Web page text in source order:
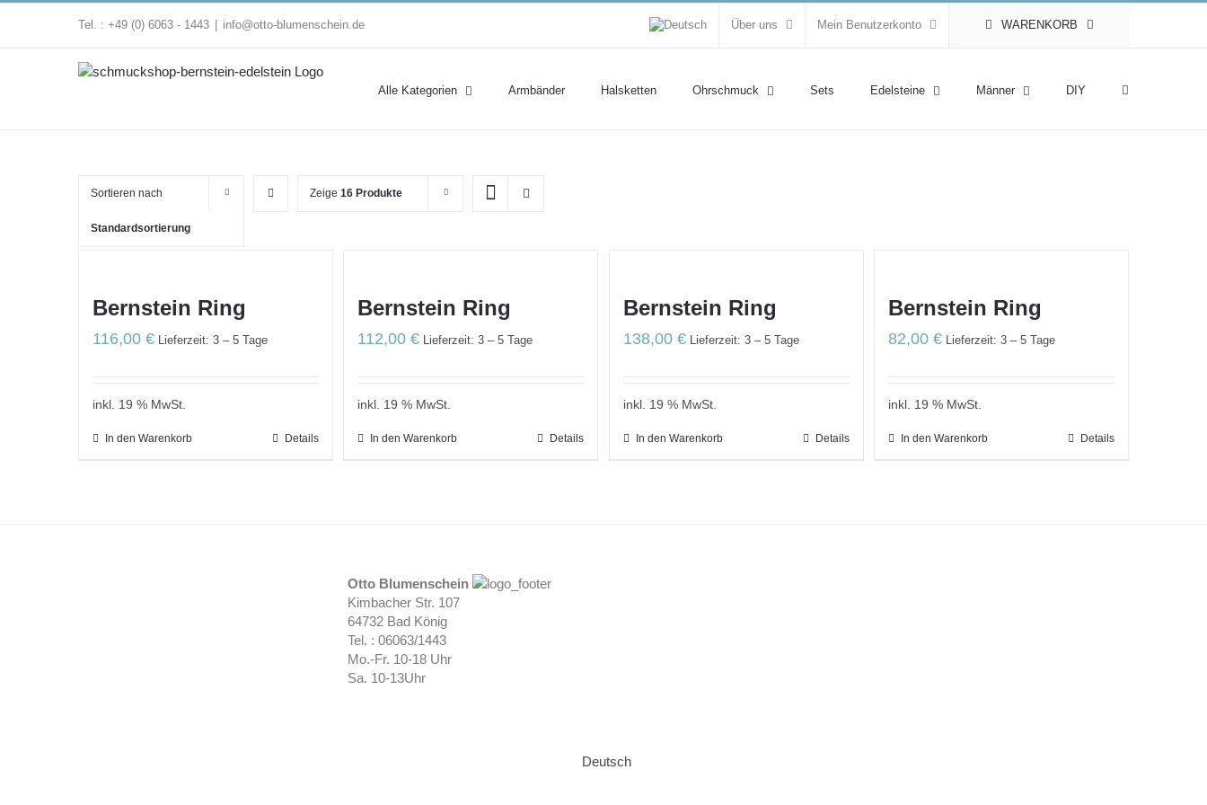
Tel. : +49 (0) 6063 - 1443 info@otto-blumenschein.de Über uns Mein Benutzerkonto WARENKORB
Alle Kategorien Armbänder Halsketten Ohrschmuck Sets Edelsteine Männer DIY
Sortieren nach
Standardsortierung
Zeige 16 Produkte
Bernstein Ring
116,00 € Lieferzeit: 3 – 5 Tage
inkl. 19 % MwSt.
In den Warenkorb Details
Bernstein Ring
112,00€ Lieferzeit: 3 – 5 Tage
inkl. 19 % MwSt.
In den Warenkorb Details
Bernstein Ring
138,00 € Lieferzeit: 3 – 5 Tage
inkl. 19 % MwSt.
In den Warenkorb Details
Bernstein Ring
82,00€ Lieferzeit: 3 – 5 Tage
inkl. 19 % MwSt.
In den Warenkorb Details
Otto Blumenschein
Kimbacher Str. 107
64732 Bad König
Tel. : 06063/1443
Mo.-Fr. 10-18 Uhr
Sa. 10-13Uhr
Deutsch